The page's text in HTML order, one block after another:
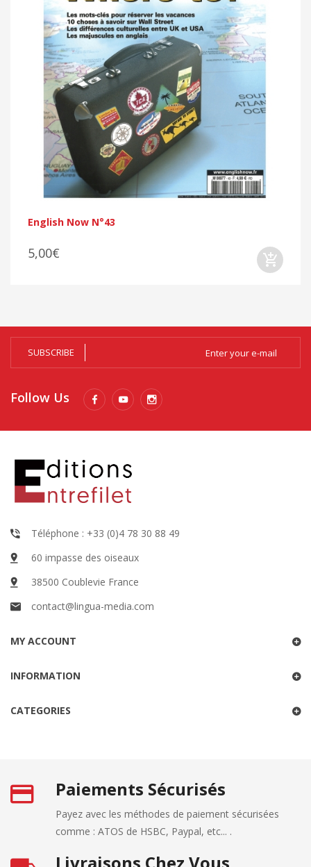
English Now N°43
5,00€
SUBSCRIBE
Follow Us
Téléphone : +33 (0)4 78 30 88 49
60 impasse des oiseaux
38500 Coublevie France
contact@lingua-media.com
MY ACCOUNT
INFORMATION
CATEGORIES
Paiements Sécurisés
Payez avec les méthodes de paiement sécurisées
comme : ATOS de HSBC, Paypal, etc... .